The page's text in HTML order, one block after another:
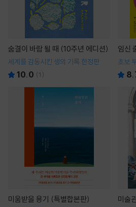
숨결이 바람 될 때 (10주년 에디션)
세계를 감동시킨 생의 기록 한정판
10.0 (1 )
임신
초보
미움받을 용기 (특별합본판) 미술